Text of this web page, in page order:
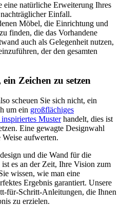
natürliche Erweiterung Ihres
Einfall.
Möbel, die Einrichtung und
finden, die das Vorhandene
auch als Gelegenheit nutzen,
der den gesamten
Zeichen zu setzen
scheuen Sie sich nicht, ein
um ein großflächiges
Musterhandelt, dies ist
Eine gewagte Designwahl
aufwerten.
und die Wand für die
es an der Zeit, Ihre Vision zum
wissen, wie man eine
Ergebnis garantiert. Unsere
für-Schritt-Anleitungen, die Ihnen
zu erzielen.